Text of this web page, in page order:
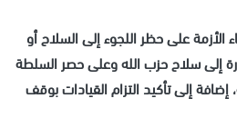
على حظر اللجوء إلى السلاح أو
إلى سلاح حزب الله وعلى حصر السلطة
إلى تأكيد التزام القيادات بوقف